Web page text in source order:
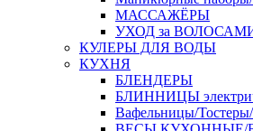
МАССАЖЁРЫ
УХОД за
КУЛЕРЫ ДЛЯ ВОДЫ
КУХНЯ
БЛЕНДЕРЫ
БЛИННИЦЫ
Вафельницы/